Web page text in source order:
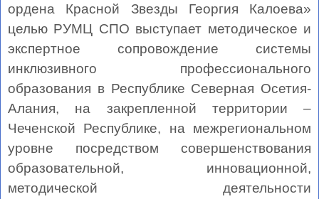
ордена Красной Звезды Георгия Калоева»
целью РУМЦ СПО выступает методическое и
экспертное сопровождение системы
инклюзивного профессионального
образования в Республике Северная Осетия-
Алания, на закрепленной территории –
Чеченской Республике, на межрегиональном
уровне посредством совершенствования
образовательной, инновационной,
методической деятельности